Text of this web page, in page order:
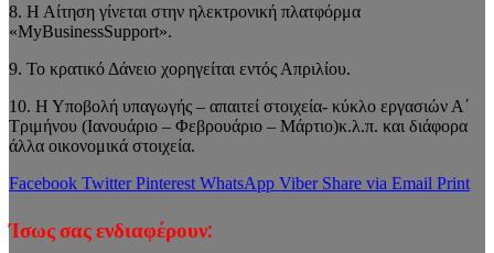
8. Η Αίτηση γίνεται στην ηλεκτρονική πλατφόρμα
«MyBusinessSupport».
9. Το κρατικό Δάνειο χορηγείται εντός Απριλίου.
10. Η Υποβολή υπαγωγής – απαιτεί στοιχεία- κύκλο εργασιών Α΄
Τριμήνου (Ιανουάριο – Φεβρουάριο – Μάρτιο)κ.λ.π. και διάφορα
άλλα οικονομικά στοιχεία.
Facebook Twitter Pinterest WhatsApp Viber Share via Email Print
Ίσως σας ενδιαφέρουν: